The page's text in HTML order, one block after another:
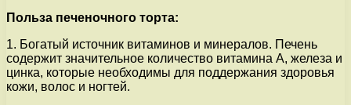
Польза печеночного торта:
1. Богатый источник витаминов и минералов. Печень
содержит значительное количество витамина A, железа и
цинка, которые необходимы для поддержания здоровья
кожи, волос и ногтей.